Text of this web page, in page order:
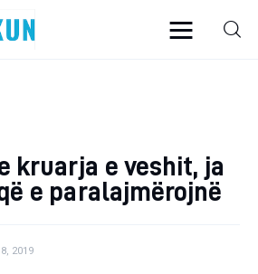
kruarja e veshit, ja
e paralajmërojnë
8, 2019